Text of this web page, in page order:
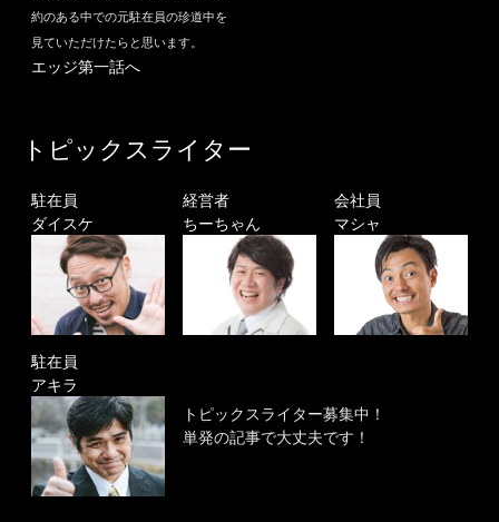
約のある中での元駐在員の珍道中を
見ていただけたらと思います。
エッジ第一話へ
トピックスライター
駐在員
ダイスケ
経営者
ちーちゃん
会社員
マシャ
駐在員
アキラ
トピックスライター募集中！
単発の記事で大丈夫です！